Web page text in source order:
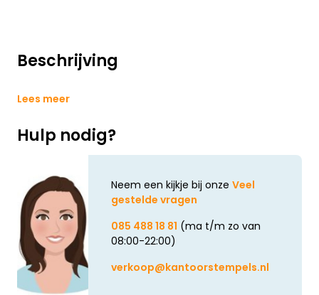
Beschrijving
Lees meer
Hulp nodig?
Neem een kijkje bij onze Veel
gestelde vragen
085 488 18 81 (ma t/m zo van
08:00-22:00)
verkoop@kantoorstempels.nl